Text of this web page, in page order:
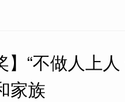
】“不做人上
家族